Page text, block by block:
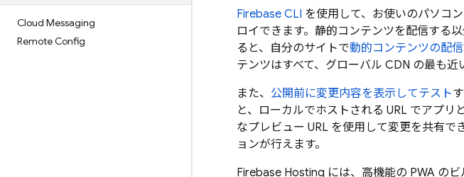
Cloud Messaging
Remote Config
Firebase CLI を使用して、お使いのパソコ
ロイできます。静的コンテンツを配信する以
ると、自分のサイトで動的コンテンツの配
テンツはすべて、グローバル CDN の最も近
また、 公開前に変更内容を表示してテスト
と、ローカルでホストされる URL でアプ
なプレビュー URL を使用して変更を共有で
ョンが行えます。
Firebase Hosting には、高機能の PWA の